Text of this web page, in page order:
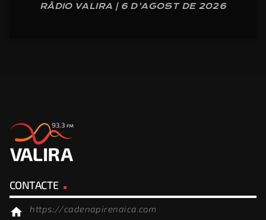
RÀDIO VALIRA | 6 D'AGOST DE 2026
CONTACTE
home https://cadenapirenaica.com